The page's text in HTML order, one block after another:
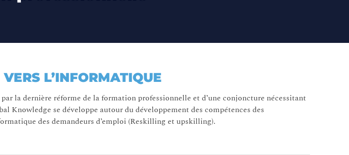
L’INFORMATIQUE
la dernière réforme de la formation professionnelle et d’une conjoncture nécessitant
Knowledge se développe autour du développement des compétences des
des demandeurs d’emploi (Reskilling et upskilling).